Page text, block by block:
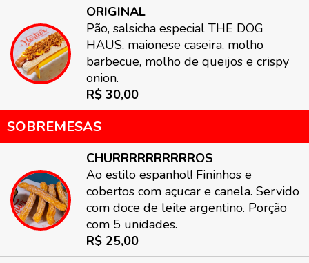
ORIGINAL
Pão, salsicha especial THE DOG
HAUS, maionese caseira, molho
barbecue, molho de queijos e crispy
onion.
R$ 30,00
SOBREMESAS
CHURRRRRRRRRROS
Ao estilo espanhol! Fininhos e
cobertos com açucar e canela. Servido
com doce de leite argentino. Porção
com 5 unidades.
R$ 25,00